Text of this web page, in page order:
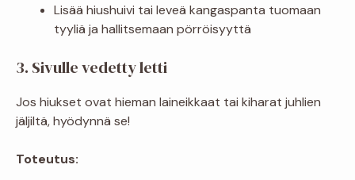
Lisää hiushuivi tai leveä kangaspanta tuomaan
tyyliä ja hallitsemaan pörröisyyttä
3. Sivulle vedetty letti
Jos hiukset ovat hieman laineikkaat tai kiharat juhlien
jäljiltä, hyödynnä se!
Toteutus: